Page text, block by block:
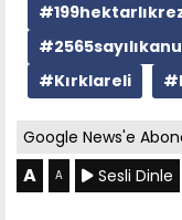
#Kırklareli
Google News'e
A A Sesli Dinle